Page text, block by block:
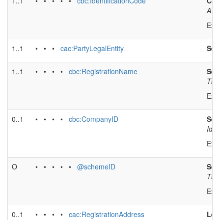
A
1..1 • • • cac:PartyLegalEntity
1..1 • • • • cbc:RegistrationName
0..1 • • • • cbc:CompanyID
O • • • • • @schemeID
0..1 • • • • cac:RegistrationAddress